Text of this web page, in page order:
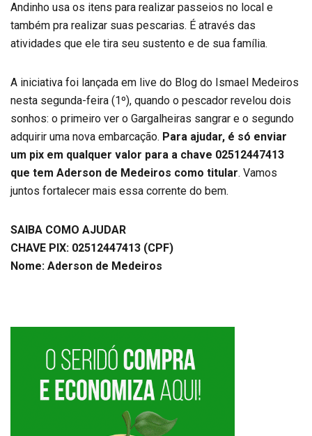
Andinho usa os itens para realizar passeios no local e
também pra realizar suas pescarias. É através das
atividades que ele tira seu sustento e de sua família.
A iniciativa foi lançada em live do Blog do Ismael Medeiros
nesta segunda-feira (1º), quando o pescador revelou dois
sonhos: o primeiro ver o Gargalheiras sangrar e o segundo
adquirir uma nova embarcação. Para ajudar, é só enviar
um pix em qualquer valor para a chave 02512447413
que tem Aderson de Medeiros como titular. Vamos
juntos fortalecer mais essa corrente do bem.
SAIBA COMO AJUDAR
CHAVE PIX: 02512447413 (CPF)
Nome: Aderson de Medeiros